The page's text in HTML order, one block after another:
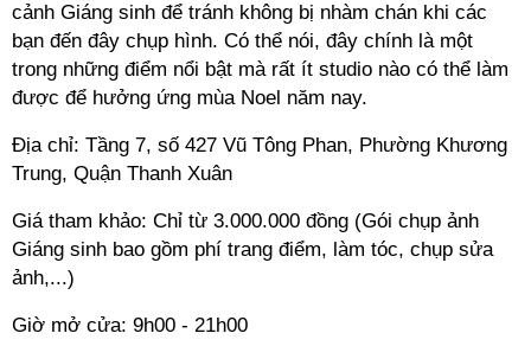
cảnh Giáng sinh để tránh không bị nhàm chán khi các
bạn đến đây chụp hình. Có thể nói, đây chính là một
trong những điểm nổi bật mà rất ít studio nào có thể làm
được để hưởng ứng mùa Noel năm nay.
Địa chỉ: Tầng 7, số 427 Vũ Tông Phan, Phường Khương
Trung, Quận Thanh Xuân
Giá tham khảo: Chỉ từ 3.000.000 đồng (Gói chụp ảnh
Giáng sinh bao gồm phí trang điểm, làm tóc, chụp sửa
ảnh,...)
Giờ mở cửa: 9h00 - 21h00